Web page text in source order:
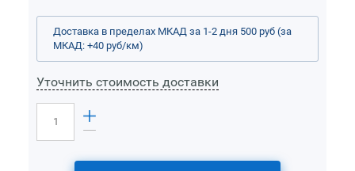
Доставка в пределах МКАД за 1-2 дня 500 руб (за
МКАД: +40 руб/км)
Уточнить стоимость доставки